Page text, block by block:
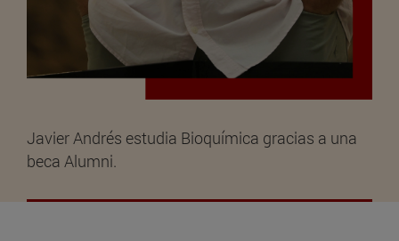
Javier Andrés estudia Bioquímica gracias a una
beca Alumni.